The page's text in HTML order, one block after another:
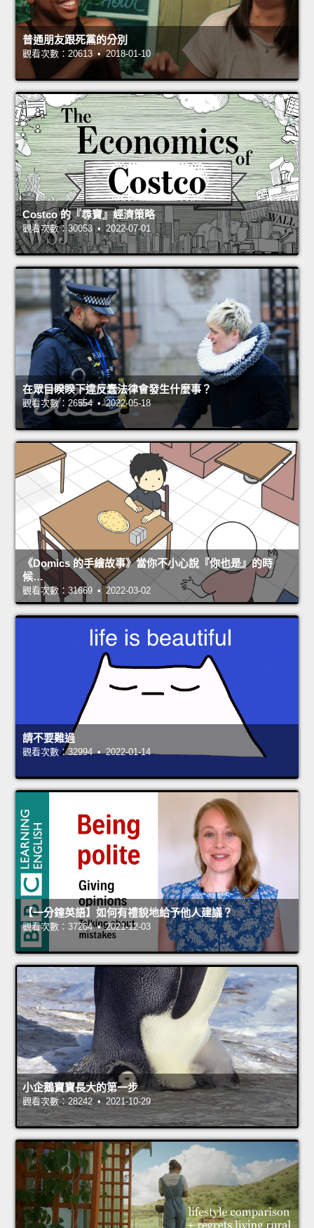
普通朋友跟死黨的分別
觀看次數：20613 • 2018-01-10
Costco 的『尋寶』經濟策略
觀看次數：30053 • 2022-07-01
在眾目睽睽下違反蠢法律會發生什麼事？
觀看次數：26554 • 2022-05-18
《Domics 的手繪故事》當你不小心說『你也是』的時
候…
觀看次數：31669 • 2022-03-02
請不要難過
觀看次數：32994 • 2022-01-14
【一分鐘英語】如何有禮貌地給予他人建議？
觀看次數：37264 • 2021-12-03
小企鵝寶寶長大的第一步
觀看次數：28242 • 2021-10-29